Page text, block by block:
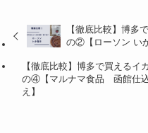
【徹底比較】博
の②【ローソン い
【徹底比較】博多で買える
の④【マルナマ食品 函館仕
え】